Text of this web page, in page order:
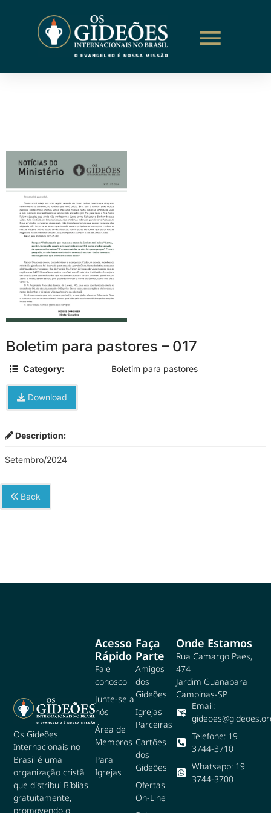
Boletim para pastores – 017
Category: Boletim para pastores
Download
Description:
Setembro/2024
Back
Os Gideões
Internacionais no
Brasil é uma
organização cristã
que distribui Bíblias
gratuitamente,
promovendo o
Faça
Parte
Amigos
dos
Gideões
Igrejas
Parceiras
Cartões
dos
Gideões
Ofertas
On-Line
Acesso
Rápido
Fale
conosco
Junte-se a
nós
Área de
Membros
Para
Igrejas
Onde Estamos
Rua Camargo Paes,
474
Jardim Guanabara
Campinas-SP
Email:
Telefone: 19
3744-3710
Whatsapp: 19
3744-3700